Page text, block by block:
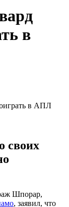
в
своих
Шпорар,
, заявил, что